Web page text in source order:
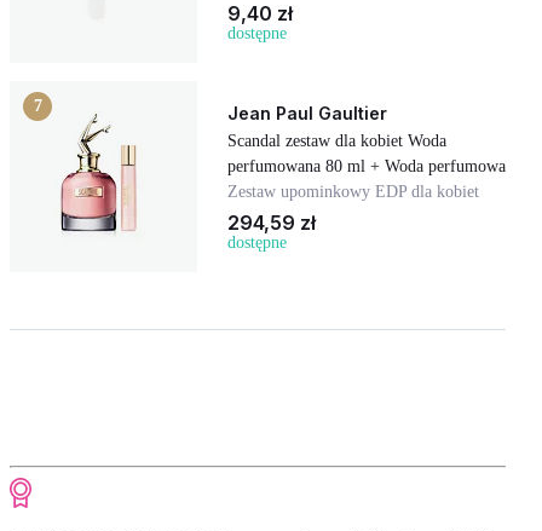
9,40 zł
dostępne
7 Jean Paul Gaultier
Scandal zestaw dla kobiet Woda
perfumowana 80 ml + Woda perfumowana
20 ml
Zestaw upominkowy EDP dla kobiet
294,59 zł
dostępne